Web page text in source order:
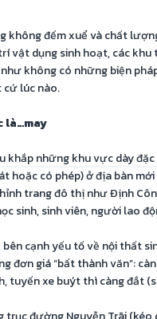
không đếm xuể và chất
vật dụng sinh hoạt, các
không có những biện
lúc nào.
là…may
khắp những khu vực dày
hoặc có phép) ở địa bàn
trang đô thị như Định
sinh, sinh viên, người lao
bên cạnh yếu tố về nội thất
đơn giá “bất thành văn”:
tuyến xe buýt thì càng đắt